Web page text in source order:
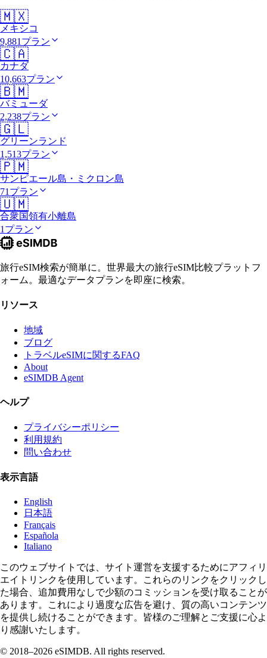
🇲🇽
メキシコ
9,881プラン
🇨🇦
カナダ
10,663プラン
🇧🇲
バミューダ
2,238プラン
🇬🇱
グリーンランド
1,513プラン
🇵🇲
サンピエール島・ミクロン島
71プラン
🇺🇲
合衆国領有小離島
1プラン
旅行eSIM検索が簡単に。世界最大の旅行eSIM比較プラットフ
ォーム。最適なデータプランを即座に検索。
リソース
地域
ブログ
トラベルeSIMに関するFAQ
About
eSIMDB Agent
ヘルプ
プライバシーポリシー
利用規約
問い合わせ
表示言語
English
日本語
Français
Española
Italiano
このウェブサイトでは、サイト運営を支援するためにアフィリ
エイトリンクを使用しています。これらのリンクをクリックし
た場合、追加費用なしで少額のコミッションを受け取ることが
あります。これにより過度な広告を避け、質の高いコンテンツ
を提供し続けることができます。皆様のご理解とご支援に心よ
り感謝いたします。
© 2018–2026 eSIMDB. All rights reserved.